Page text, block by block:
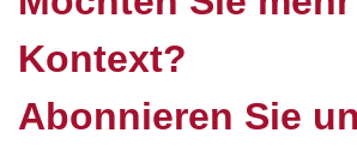
Kontext?
Abonnieren Sie